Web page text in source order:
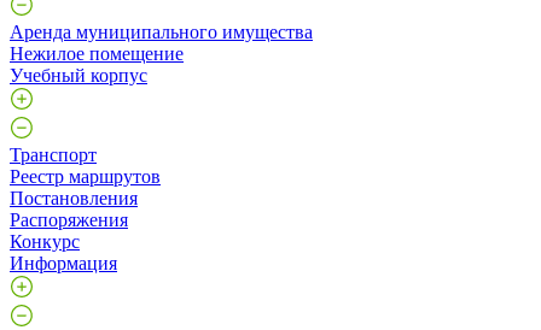
Аренда муниципального имущества
Нежилое помещение
Учебный корпус
Транспорт
Реестр маршрутов
Постановления
Распоряжения
Конкурс
Информация